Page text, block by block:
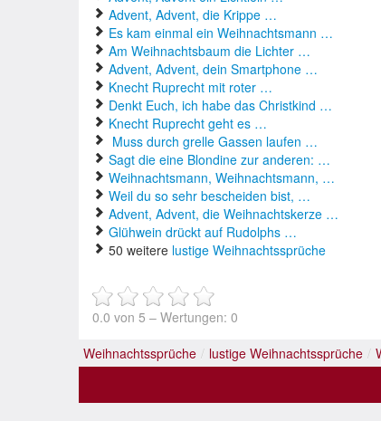
Advent, Advent, die Krippe …
Es kam einmal ein Weihnachtsmann …
Am Weihnachtsbaum die Lichter …
Advent, Advent, dein Smartphone …
Knecht Ruprecht mit roter …
Denkt Euch, ich habe das Christkind …
Knecht Ruprecht geht es …
Muss durch grelle Gassen laufen …
Sagt die eine Blondine zur anderen: …
Weihnachtsmann, Weihnachtsmann, …
Weil du so sehr bescheiden bist, …
Advent, Advent, die Weihnachtskerze …
Glühwein drückt auf Rudolphs …
50 weitere lustige Weihnachtssprüche
0.0 von 5 – Wertungen: 0
Weihnachtssprüche / lustige Weihnachtssprüche /